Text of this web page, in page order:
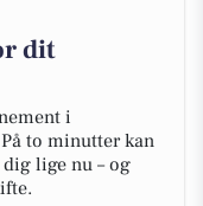
dit
i
to minutter kan
lige nu – og